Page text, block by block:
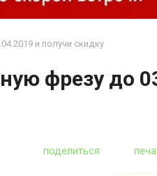
и получи скидку
фрезу до
поделиться